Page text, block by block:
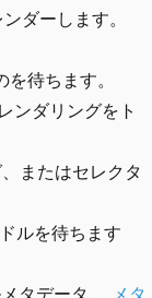
ダーします。
待ちます。
ンダリングをト
またはセレクタ
ルを待ちます